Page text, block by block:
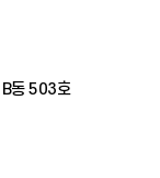
B동 503호